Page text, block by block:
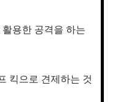
용한 공격을 하는
킥으로 견제하는 것